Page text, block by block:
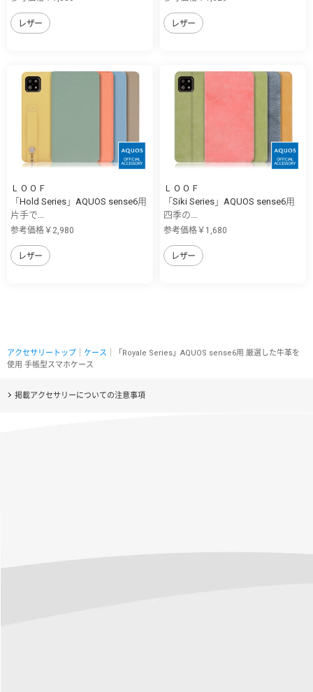
レザー レザー
ＬＯＯＦ
「Hold Series」AQUOS sense6用
片手で...
参考価格￥2,980
レザー
ＬＯＯＦ
「Siki Series」AQUOS sense6用
四季の...
参考価格￥1,680
レザー
アクセサリートップ ケース ｜「Royale Series」AQUOS sense6用 厳選した牛革を
使用 手帳型スマホケース
掲載アクセサリーについての注意事項